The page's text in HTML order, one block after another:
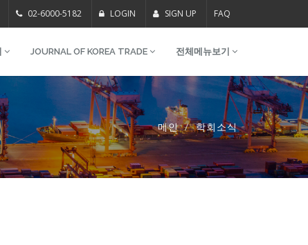
02-6000-5182 LOGIN SIGN UP FAQ
JOURNAL OF KOREA TRADE 전체메뉴보기
메인 학회소식